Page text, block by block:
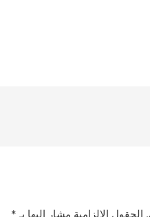
الحقول الإلزامية مشار إليها بـ *